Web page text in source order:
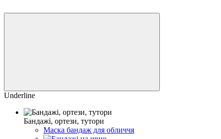
Underline
Бандажі, ортези, тутори
Маска бандаж для обличчя